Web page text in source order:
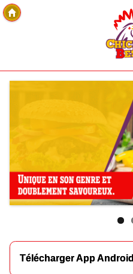
Télécharger App Android
Copyright Des-click